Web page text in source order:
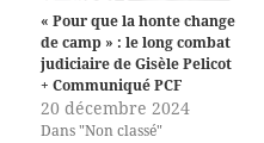
« Pour que la honte change
de camp » : le long combat
judiciaire de Gisèle Pelicot
+ Communiqué PCF
20 décembre 2024
Dans "Non classé"